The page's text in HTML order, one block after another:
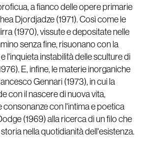
a fianco delle opere primarie
Djordjadze (1971). Così come le
(1970), vissute e depositate nelle
senza fine, risuonano con la
l'inquieta instabilità delle sculture di
E, infine, le materie inorganiche
Gennari (1973), in cui la
con il nascere di nuova vita,
consonanze con l'intima e poetica
(1969) alla ricerca di un filo che
nella quotidianità dell'esistenza.